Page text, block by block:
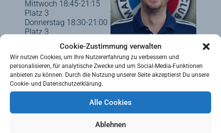
Cookie-Zustimmung verwalten
Wir nutzen Cookies, um Ihre Nutzererfahrung zu verbessern und
personalisieren, für analytische Zwecke und um Social-Media-Funktionen
anbieten zu können. Durch die Nutzung unserer Seite akzeptierst Du unsere
Cookie- und Datenschutzerklärung.
Alle Cookies
Ablehnen
Mittwoch 18:45-21:15
Platz 3
Donnerstag 18:30-21:00
Platz 3
Halle
Montag 18:30-21:00
Dienstag 18:00-20:30
Donnerstag 19:00-21:00
paul.bonsiep@mhc1907
Trainer
Paul Bonsiep
Co-Trainer
Louis Neumann